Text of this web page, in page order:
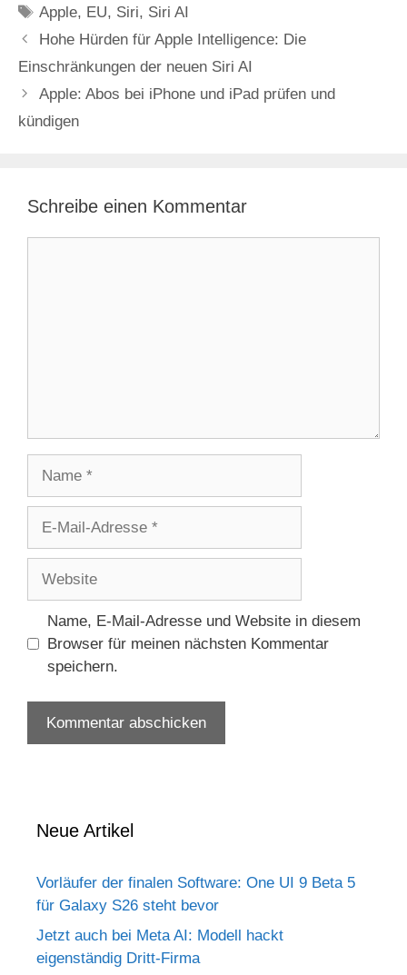
Schlagwörter
Apple, EU, Siri, Siri AI
Hohe Hürden für Apple Intelligence: Die
Einschränkungen der neuen Siri AI
Apple: Abos bei iPhone und iPad prüfen und
kündigen
Schreibe einen Kommentar
Adresse
Name, E-Mail-Adresse und Website in diesem
Browser für meinen nächsten Kommentar
speichern.
Neue Artikel
Vorläufer der finalen Software: One UI 9 Beta 5
für Galaxy S26 steht bevor
Jetzt auch bei Meta AI: Modell hackt
eigenständig Dritt-Firma